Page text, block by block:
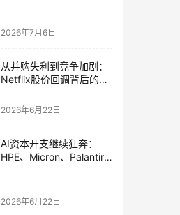
2026年7月6日
从并购失利到竞争加剧：
Netflix股价回调背后的三
2026年6月22日
AI资本开支继续狂奔：
HPE、Micron、Palantir
2026年6月22日